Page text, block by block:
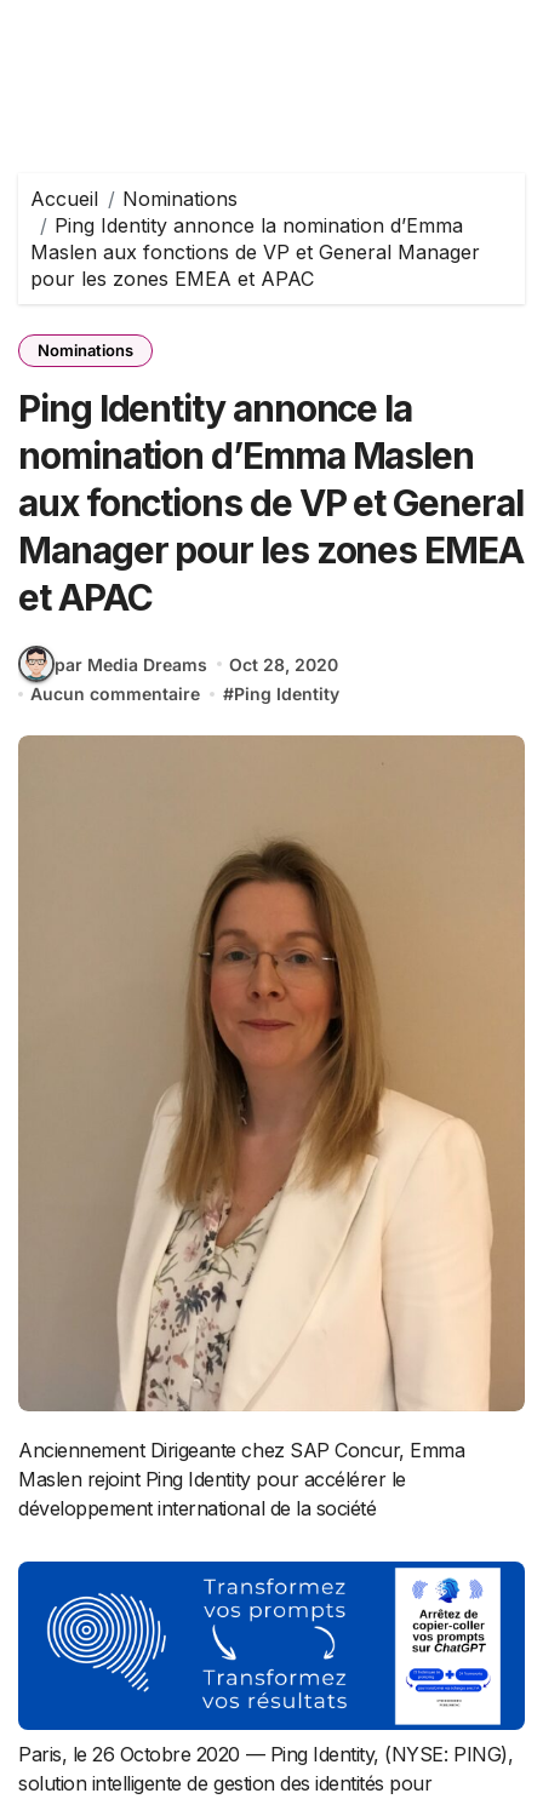
Accueil
Nominations
Ping Identity annonce la nomination d’Emma
Maslen aux fonctions de VP et General Manager
pour les zones EMEA et APAC
Nominations
Ping Identity annonce la
nomination d’Emma Maslen
aux fonctions de VP et General
Manager pour les zones EMEA
et APAC
par Media Dreams
Oct 28, 2020
Aucun commentaire
#Ping Identity
Anciennement Dirigeante chez SAP Concur, Emma
Maslen rejoint Ping Identity pour accélérer le
développement international de la société
Paris, le 26 Octobre 2020 — Ping Identity, (NYSE: PING),
solution intelligente de gestion des identités pour